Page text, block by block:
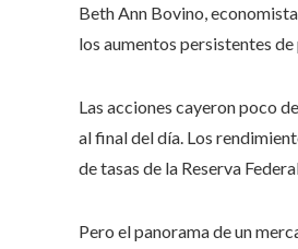
Beth Ann Bovino,
los aumentos persistentes
Las acciones cayeron poco
al final del día. Los
de tasas de la Reserva
Pero el panorama de un